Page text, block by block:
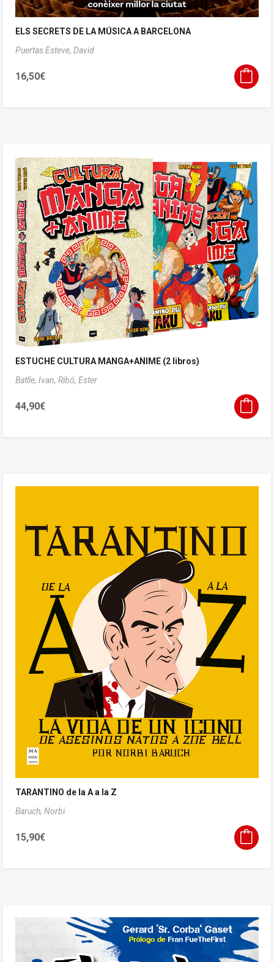
ELS SECRETS DE LA MÚSICA A BARCELONA
Puertas Esteve, David
16,50€
ESTUCHE CULTURA MANGA+ANIME (2 libros)
Batlle, Ivan, Ribó, Ester
44,90€
TARANTINO de la A a la Z
Baruch, Norbi
15,90€